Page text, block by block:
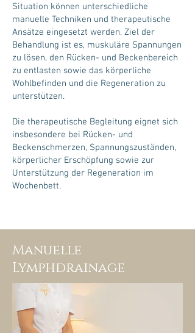
Situation können unterschiedliche
manuelle Techniken und therapeutische
Ansätze eingesetzt werden. Ziel der
Behandlung ist es, muskuläre Spannungen
zu lösen, den Rücken- und Beckenbereich
zu entlasten sowie das körperliche
Wohlbefinden und die Regeneration zu
unterstützen.
Die therapeutische Begleitung eignet sich
insbesondere bei Rücken- und
Beckenschmerzen, Spannungszuständen,
körperlicher Erschöpfung sowie zur
Unterstützung der Regeneration im
Wochenbett.
Manuelle
Lymphdrainage